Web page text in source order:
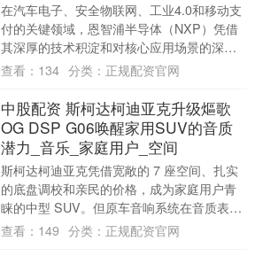
在汽车电子、安全物联网、工业4.0和移动支
付的关键领域，恩智浦半导体（NXP）凭借
其深厚的技术积淀和对核心应用场景的深刻
理解，打造了一系列性能卓越、安全可靠且
查看： 134 分类： 正规配资官网
中股配资 斯柯达柯迪亚克升级熰歌
OG DSP G06唤醒家用SUV的音质
潜力_音乐_家庭用户_空间
斯柯达柯迪亚克凭借宽敞的 7 座空间、扎实
的底盘调校和亲民的价格，成为家庭用户青
睐的中型 SUV。但原车音响系统在音质表现
上，却与车辆的实用属性存在差距，尤其
查看： 149 分类： 正规配资官网